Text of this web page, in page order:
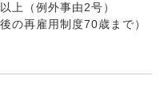
上（例外事由2号）
の再雇用制度70歳まで）